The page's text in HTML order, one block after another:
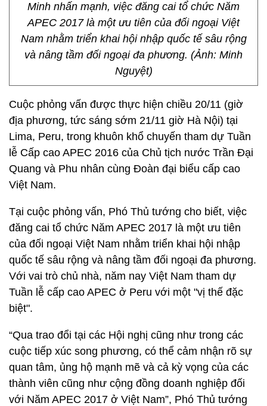
Minh nhấn mạnh, việc đăng cai tổ chức Năm
APEC 2017 là một ưu tiên của đối ngoại Việt
Nam nhằm triển khai hội nhập quốc tế sâu rộng
và nâng tầm đối ngoại đa phương. (Ảnh: Minh
Nguyệt)
Cuộc phỏng vấn được thực hiện chiều 20/11 (giờ
địa phương, tức sáng sớm 21/11 giờ Hà Nội) tại
Lima, Peru, trong khuôn khổ chuyến tham dự Tuần
lễ Cấp cao APEC 2016 của Chủ tịch nước Trần Đại
Quang và Phu nhân cùng Đoàn đại biểu cấp cao
Việt Nam.
Tại cuộc phỏng vấn, Phó Thủ tướng cho biết, việc
đăng cai tổ chức Năm APEC 2017 là một ưu tiên
của đối ngoại Việt Nam nhằm triển khai hội nhập
quốc tế sâu rộng và nâng tầm đối ngoại đa phương.
Với vai trò chủ nhà, năm nay Việt Nam tham dự
Tuần lễ cấp cao APEC ở Peru với một "vị thế đặc
biệt".
“Qua trao đổi tại các Hội nghị cũng như trong các
cuộc tiếp xúc song phương, có thể cảm nhận rõ sự
quan tâm, ủng hộ mạnh mẽ và cả kỳ vọng của các
thành viên cũng như cộng đồng doanh nghiệp đối
với Năm APEC 2017 ở Việt Nam”, Phó Thủ tướng